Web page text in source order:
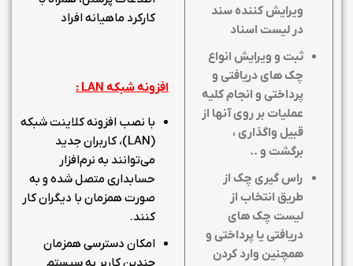
ویرایش کننده سند
در لیست اسناد
ثبت و ویرایش انواع
چک های دریافتی و
پرداختی و انجام کلیه
عملیات بر روی آنها از
قبیل واگذاری ،
برگشت و ..
راس گیری چک از
طریق انتخاب از
لیست چک های
دریافتی یا پرداختی و
همچنین وارد کردن
کارکرد ماهیانه افراد
افزونه شبکهLAN
:
با نصب افزونه کلاینت شبکه
(LAN)، کاربران جدید
می‌توانند به نرم‌افزار
حسابداری متصل شده و به
صورت همزمان با دیگران کار
کنند.
امکان دسترسی همزمان
چندین کاربر به سیستم